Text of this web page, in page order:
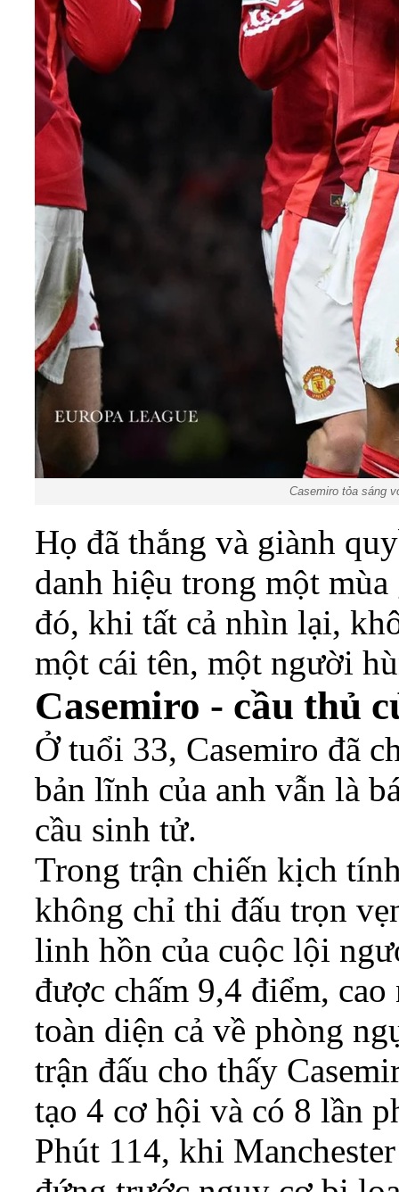
Casemiro tỏa sáng
Họ đã thắng và giành
danh hiệu trong một
đó, khi tất cả nhìn lại,
một cái tên, một người
Casemiro - cầu thủ
Ở tuổi 33, Casemiro đã
bản lĩnh của anh vẫn là
cầu sinh tử.
Trong trận chiến kịch
không chỉ thi đấu trọn
linh hồn của cuộc lội
được chấm 9,4 điểm,
toàn diện cả về phòng
trận đấu cho thấy
tạo 4 cơ hội và có 8 lần
Phút 114, khi